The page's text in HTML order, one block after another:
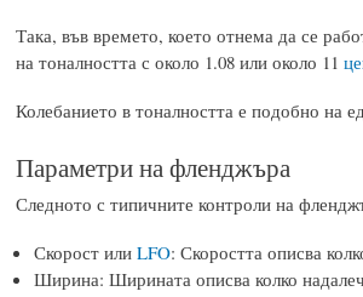
Така, във времето, което отнема да се
на тоналността с около 1.08 или около 11
Колебанието в тоналността е подобно на
Параметри на фленджъра
Следното с типичните контроли на
Скорост или LFO: Скоростта описва
Ширина: Ширината описва колко